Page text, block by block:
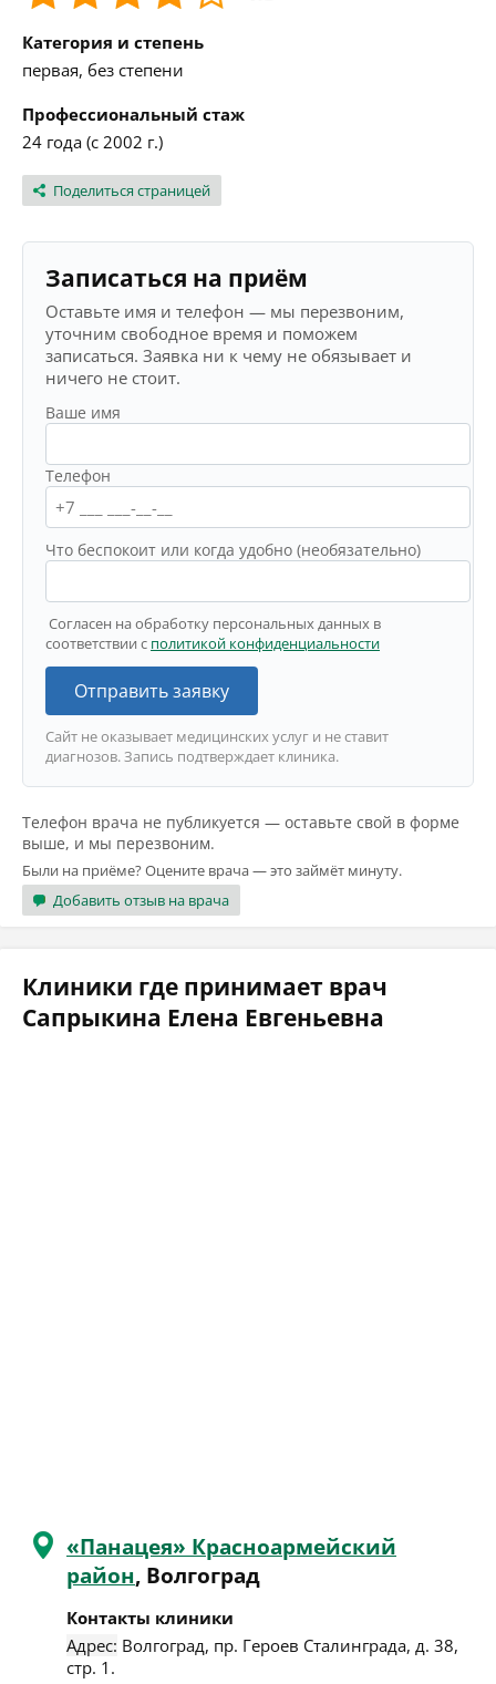
Категория и степень
первая, без степени
Профессиональный стаж
24 года (с 2002 г.)
Поделиться страницей
Записаться на приём
Оставьте имя и телефон — мы перезвоним,
уточним свободное время и поможем
записаться. Заявка ни к чему не обязывает и
ничего не стоит.
Ваше имя
Телефон
Что беспокоит или когда удобно (необязательно)
Согласен на обработку персональных данных в
соответствии с политикой конфиденциальности
Отправить заявку
Сайт не оказывает медицинских услуг и не ставит
диагнозов. Запись подтверждает клиника.
Телефон врача не публикуется — оставьте свой в форме
выше, и мы перезвоним.
Были на приёме? Оцените врача — это займёт минуту.
Добавить отзыв на врача
Клиники где принимает врач
Сапрыкина Елена Евгеньевна
«Панацея» Красноармейский
район, Волгоград
Контакты клиники
Адрес: Волгоград, пр. Героев Сталинграда, д. 38,
стр. 1 .